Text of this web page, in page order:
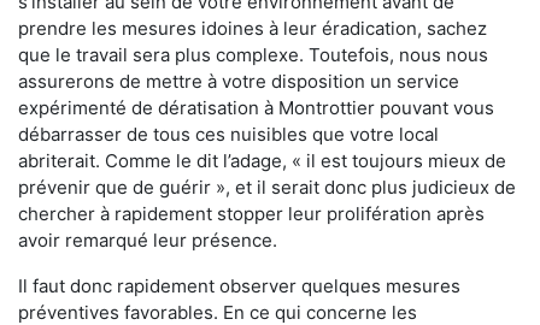
prendre les mesures idoines à leur éradication, sachez
que le travail sera plus complexe. Toutefois, nous nous
assurerons de mettre à votre disposition un service
expérimenté de dératisation à Montrottier pouvant vous
débarrasser de tous ces nuisibles que votre local
abriterait. Comme le dit l’adage, « il est toujours mieux de
prévenir que de guérir », et il serait donc plus judicieux de
chercher à rapidement stopper leur prolifération après
avoir remarqué leur présence.
Il faut donc rapidement observer quelques mesures
préventives favorables. En ce qui concerne les